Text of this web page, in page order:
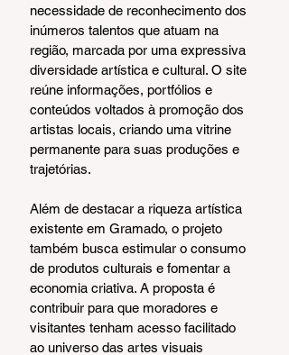
necessidade de reconhecimento dos
inúmeros talentos que atuam na
região, marcada por uma expressiva
diversidade artística e cultural. O site
reúne informações, portfólios e
conteúdos voltados à promoção dos
artistas locais, criando uma vitrine
permanente para suas produções e
trajetórias.
Além de destacar a riqueza artística
existente em Gramado, o projeto
também busca estimular o consumo
de produtos culturais e fomentar a
economia criativa. A proposta é
contribuir para que moradores e
visitantes tenham acesso facilitado
ao universo das artes visuais